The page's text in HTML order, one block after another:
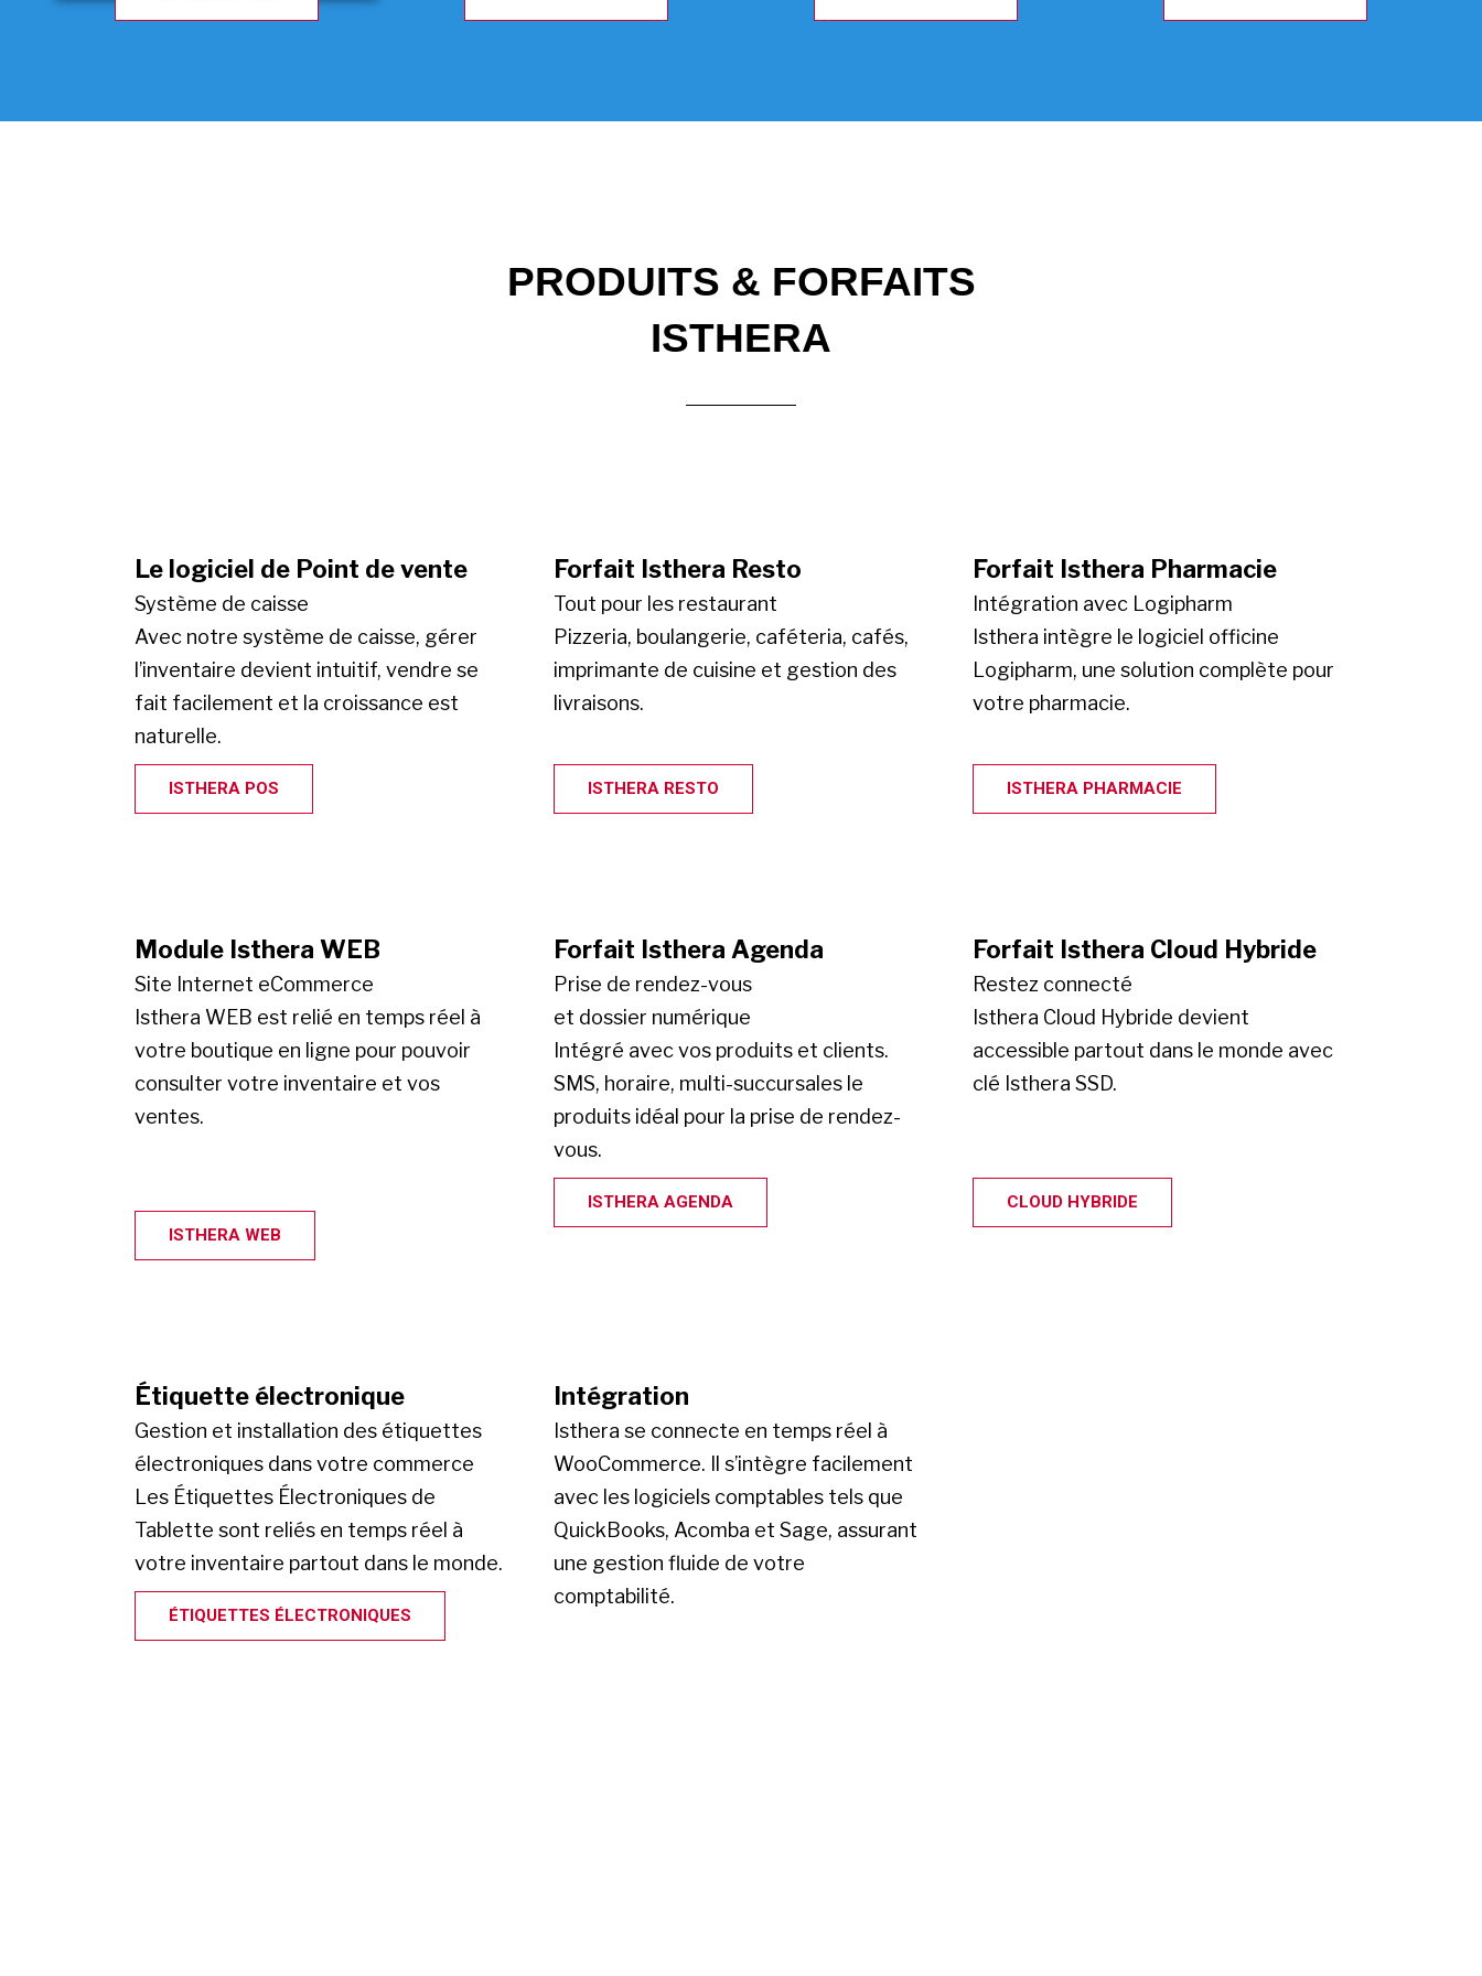
PRODUITS & FORFAITS
ISTHERA
Le logiciel de Point de vente
Système de caisse
Avec notre système de caisse, gérer
l’inventaire devient intuitif, vendre se
fait facilement et la croissance est
naturelle.
ISTHERA POS
Forfait Isthera Resto
Tout pour les restaurant
Pizzeria, boulangerie, caféteria, cafés,
imprimante de cuisine et gestion des
livraisons.
ISTHERA RESTO
Forfait Isthera Pharmacie
Intégration avec Logipharm
Isthera intègre le logiciel officine
Logipharm, une solution complète pour
votre pharmacie.
ISTHERA PHARMACIE
Module Isthera WEB
Site Internet eCommerce
Isthera WEB est relié en temps réel à
votre boutique en ligne pour pouvoir
consulter votre inventaire et vos
ventes.
ISTHERA WEB
Forfait Isthera Agenda
Prise de rendez-vous
et dossier numérique
Intégré avec vos produits et clients.
SMS, horaire, multi-succursales le
produits idéal pour la prise de rendez-
vous.
ISTHERA AGENDA
Forfait Isthera Cloud Hybride
Restez connecté
Isthera Cloud Hybride devient
accessible partout dans le monde avec
clé Isthera SSD.
CLOUD HYBRIDE
Étiquette électronique
Gestion et installation des étiquettes
électroniques dans votre commerce
Les Étiquettes Électroniques de
Tablette sont reliés en temps réel à
votre inventaire partout dans le monde.
ÉTIQUETTES ÉLECTRONIQUES
Intégration
Isthera se connecte en temps réel à
WooCommerce. Il s’intègre facilement
avec les logiciels comptables tels que
QuickBooks, Acomba et Sage, assurant
une gestion fluide de votre
comptabilité.